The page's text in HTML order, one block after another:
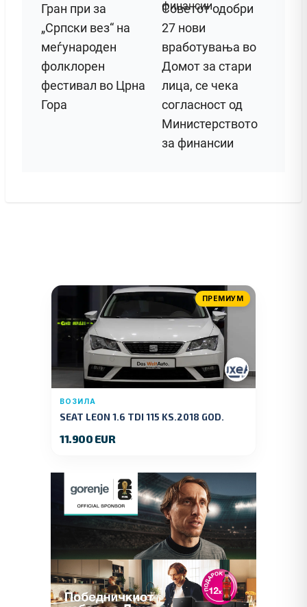
Гран при за
„Српски вез“ на
меѓународен
фолклорен
фестивал во Црна
Гора
Советот одобри
27 нови
вработувања во
Домот за стари
лица, се чека
согласност од
Министерството
за финансии
ПРЕМИУМ
ВОЗИЛА
SEAT LEON 1.6 TDI 115 KS.2018 GOD.
11.900 EUR